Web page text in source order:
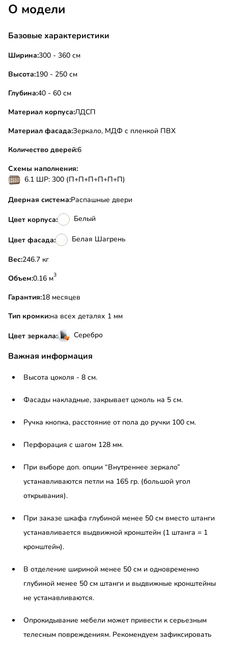
О модели
Базовые характеристики
Ширина:300 - 360 см
Высота:190 - 250 см
Глубина:40 - 60 см
Материал корпуса:ЛДСП
Материал фасада:Зеркало, МДФ с пленкой ПВХ
Количество дверей:6
Схемы наполнения:
6.1 ШР: 300 (П+П+П+П+П+П)
Дверная система:Распашные двери
Цвет корпуса: Белый
Цвет фасада: Белая Шагрень
Вес:
246.7 кг
Объем:
0.16 м3
Гарантия:18 месяцев
Тип кромки:на всех деталях 1 мм
Цвет зеркала: Серебро
Важная информация
Высота цоколя - 8 см.
Фасады накладные, закрывает цоколь на 5 см.
Ручка кнопка, расстояние от пола до ручки 100 см.
Перфорация с шагом 128 мм.
При выборе доп. опции “Внутреннее зеркало”
устанавливаются петли на 165 гр. (большой угол
открывания).
При заказе шкафа глубиной менее 50 см вместо штанги
устанавливается выдвижной кронштейн (1 штанга = 1
кронштейн).
В отделение шириной менее 50 см и одновременно
глубиной менее 50 см штанги и выдвижные кронштейны
не устанавливаются.
Опрокидывание мебели может привести к серьезным
телесным повреждениям. Рекомендуем зафиксировать